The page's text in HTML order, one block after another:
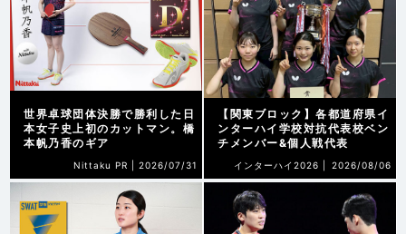
世界卓球団体決勝で勝利した日
本女子史上初のカットマン。橋
本帆乃香のギア
Nittaku PR | 2026/07/31
【関東ブロック】各都道府県イ
ンターハイ学校対抗代表校ベン
チメンバー&個人戦代表
インターハイ2026 | 2026/08/06